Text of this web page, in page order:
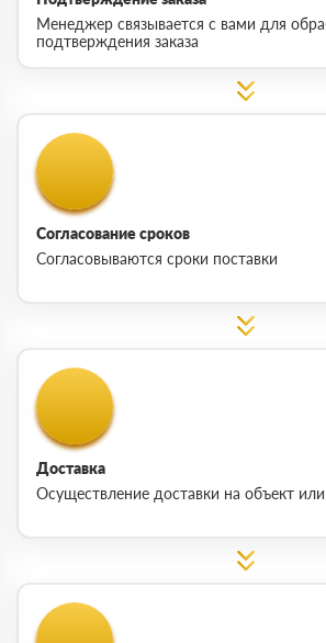
Менеджер связывается с вами для
подтверждения заказа
Согласование сроков
Согласовываются сроки поставки
Доставка
Осуществление доставки на объект